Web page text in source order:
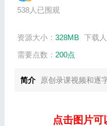
538人已围观
资源大小： 328MB 下载人
需要点数： 200点
简介 原创录课视频和逐
点击图片